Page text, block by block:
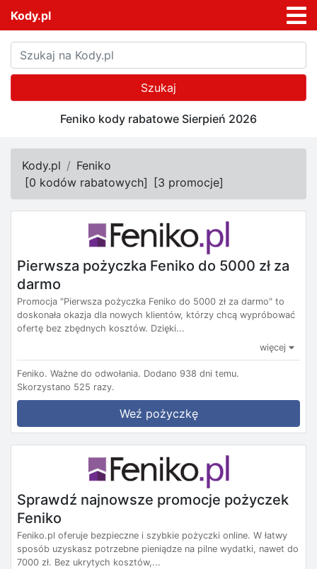
Kody.pl
Szukaj
Feniko kody rabatowe Sierpień 2026
Kody.pl
Feniko
[0 kodów rabatowych] [3 promocje]
Pierwsza pożyczka Feniko do 5000 zł za
darmo
Promocja "Pierwsza pożyczka Feniko do 5000 zł za darmo" to
doskonała okazja dla nowych klientów, którzy chcą wypróbować
ofertę bez zbędnych kosztów. Dzięki...
więcej
Feniko. Ważne do odwołania. Dodano 938 dni temu.
Skorzystano 525 razy.
Weź pożyczkę
Sprawdź najnowsze promocje pożyczek
Feniko
Feniko.pl oferuje bezpieczne i szybkie pożyczki online. W łatwy
sposób uzyskasz potrzebne pieniądze na pilne wydatki, nawet do
7000 zł. Bez ukrytych kosztów,...